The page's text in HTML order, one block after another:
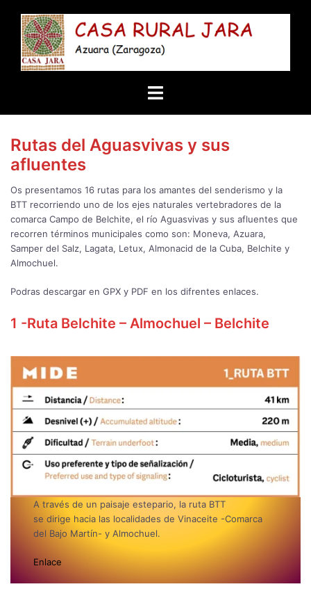
contenido
Alternar
menú
Rutas del Aguasvivas y sus
afluentes
Os presentamos 16 rutas para los amantes del senderismo y la
BTT recorriendo uno de los ejes naturales vertebradores de la
comarca Campo de Belchite, el río Aguasvivas y sus afluentes que
recorren términos municipales como son: Moneva, Azuara,
Samper del Salz, Lagata, Letux, Almonacid de la Cuba, Belchite y
Almochuel.
Podras descargar en GPX y PDF en los difrentes enlaces.
1 -Ruta Belchite – Almochuel – Belchite
A través de un paisaje estepario, la ruta BTT
se dirige hacia las localidades de Vinaceite -Comarca
del Bajo Martín- y Almochuel.
Enlace